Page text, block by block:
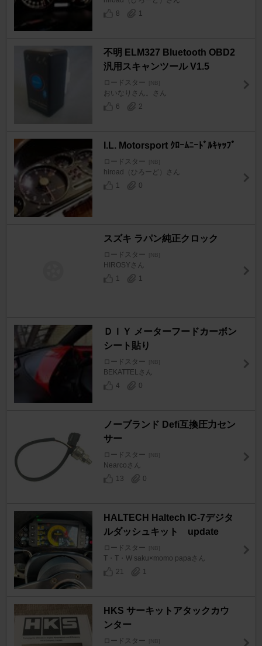
8
1
不明 ELM327 Bluetooth OBD2
汎用スキャンツール V1.5
ロードスター [NB]
おいなりさん。さん
6
2
I.L. Motorsport ｸﾛｰﾑﾆｰﾄﾞﾙｷｬｯﾌﾟ
ロードスター [NB]
hiroad（ひろーど）さん
1
0
スズキ ラパン純正クロック
ロードスター [NB]
HIROSYさん
1
1
ＤＩＹ メーターフードカーボン
シート貼り
ロードスター [NB]
BEKATTELさん
4
0
ノーブランド Defi互換圧力セン
サー
ロードスター [NB]
Nearcoさん
13
0
HALTECH Haltech IC-7デジタ
ルダッシュキット update
ロードスター [NB]
T・T・W saku×momo papaさん
21
1
HKS サーキットアタックカウ
ンター
ロードスター [NB]